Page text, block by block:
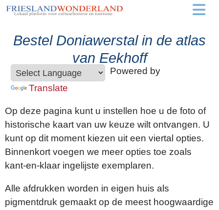
Bestel Doniawerstal in de atlas
van Eekhoff
Powered by
Translate
Op deze pagina kunt u instellen hoe u de foto of
historische kaart van uw keuze wilt ontvangen. U
kunt op dit moment kiezen uit een viertal opties.
Binnenkort voegen we meer opties toe zoals
kant-en-klaar ingelijste exemplaren.
Alle afdrukken worden in eigen huis als
pigmentdruk gemaakt op de meest hoogwaardige